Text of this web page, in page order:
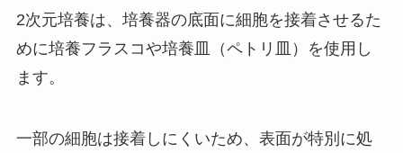
2次元培養は、培養器の底面に細胞を接着させるた
めに培養フラスコや培養皿（ペトリ皿）を使用し
ます。
一部の細胞は接着しにくいため、表面が特別に処